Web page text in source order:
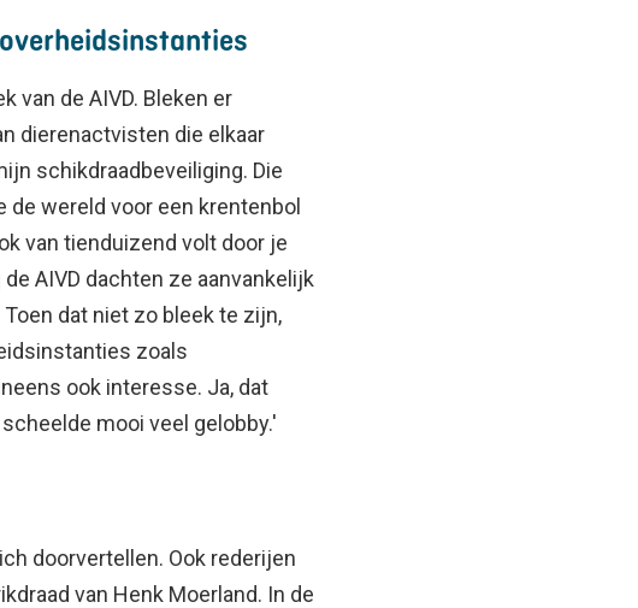
van de AIVD. Bleken er
dierenactvisten die elkaar
schikdraadbeveiliging. Die
de wereld voor een krentenbol
van tienduizend volt door je
de AIVD dachten ze aanvankelijk
dat niet zo bleek te zijn,
zoals
ook interesse. Ja, dat
mooi veel gelobby.'
doorvertellen. Ook rederijen
van Henk Moerland. In de